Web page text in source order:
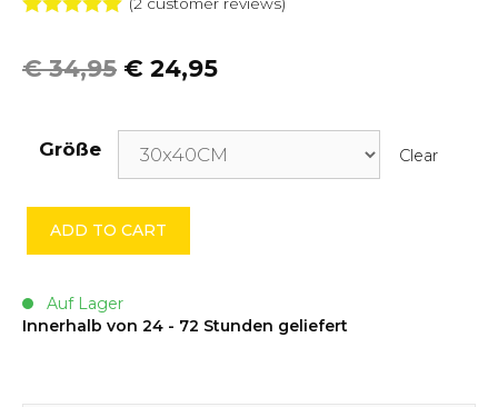
(2customer reviews)
€34,95 € 24,95
Größe Clear
Diamond
Lieferung
-
ADD TO CART
Auf Lager
Innerhalb von 24 - 72 Stunden geliefert